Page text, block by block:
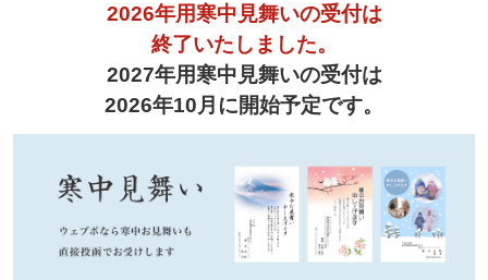
2026年用寒中見舞いの受付は
終了いたしました。
2027年用寒中見舞いの受付は
2026年10月に開始予定です。